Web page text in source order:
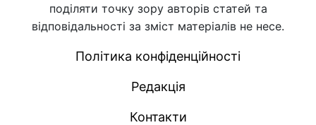
поділяти точку зору авторів статей та
відповідальності за зміст матеріалів не несе.
Політика конфіденційності
Редакція
Контакти